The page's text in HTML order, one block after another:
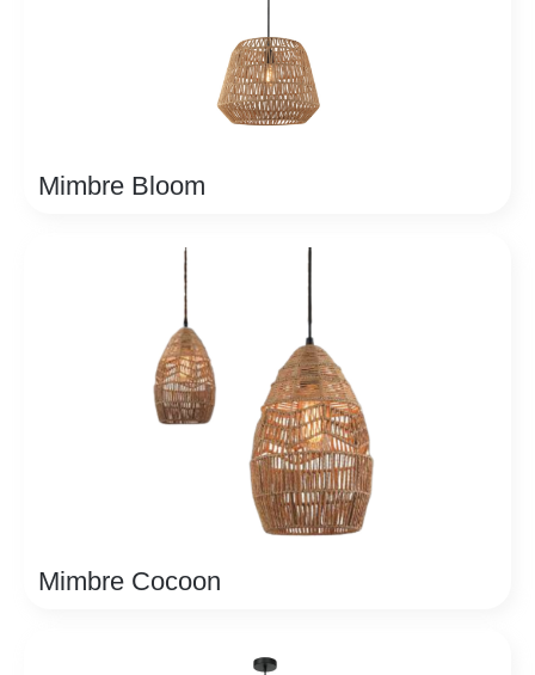
Mimbre Bloom
Mimbre Cocoon